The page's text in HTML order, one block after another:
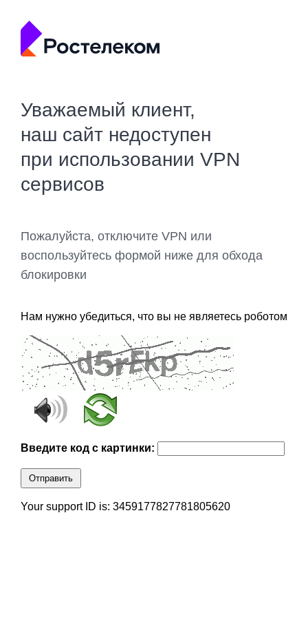
Уважаемый клиент,
наш сайт недоступен
при использовании VPN
сервисов
Пожалуйста, отключите VPN или
воспользуйтесь формой ниже для обхода
блокировки
Нам нужно убедиться, что вы не являетесь роботом
Введите код с картинки:
Отправить
Your support ID is: 3459177827781805620